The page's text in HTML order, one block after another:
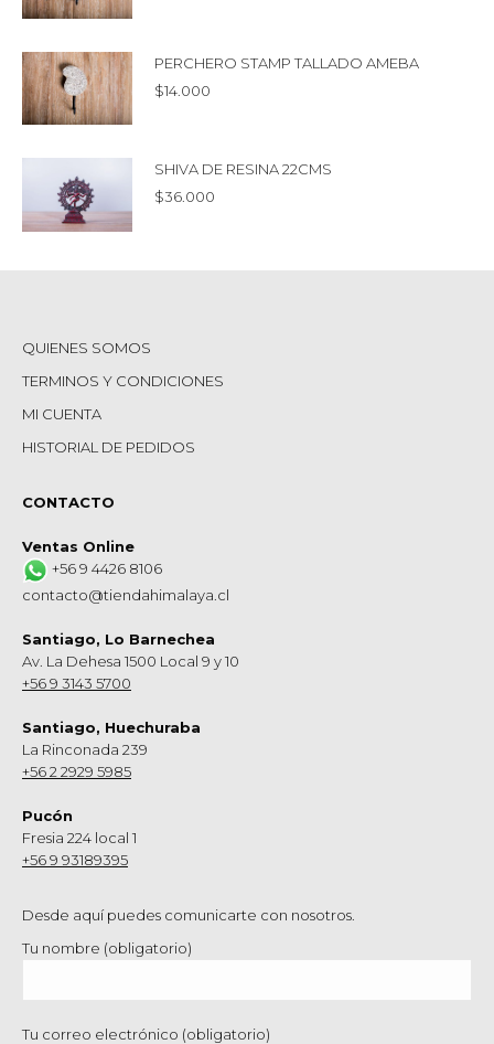
PERCHERO STAMP TALLADO AMEBA
$14.000
SHIVA DE RESINA 22CMS
$36.000
QUIENES SOMOS
TERMINOS Y CONDICIONES
MI CUENTA
HISTORIAL DE PEDIDOS
CONTACTO
Ventas Online
+56 9 4426 8106
contacto@tiendahimalaya.cl
Santiago, Lo Barnechea
Av. La Dehesa 1500 Local 9 y 10
+56 9 3143 5700
Santiago, Huechuraba
La Rinconada 239
+56 2 2929 5985
Pucón
Fresia 224 local 1
+56 9 93189395
Desde aquí puedes comunicarte con nosotros.
Tu nombre (obligatorio)
Tu correo electrónico (obligatorio)